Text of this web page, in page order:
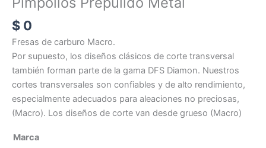
$ 0
Fresas de carburo Macro.
Por supuesto, los diseños clásicos de corte transversal
también forman parte de la gama DFS Diamon. Nuestros
cortes transversales son confiables y de alto rendimiento,
especialmente adecuados para aleaciones no preciosas,
(Macro). Los diseños de corte van desde grueso (Macro)
Marca